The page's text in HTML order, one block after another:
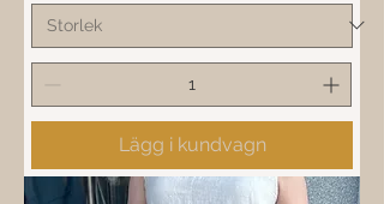
Lägg i kundvagn